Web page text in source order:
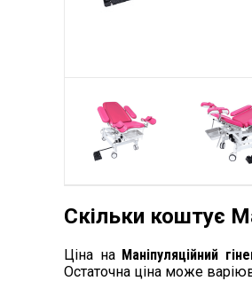
Скільки коштує
Ціна на Маніпуляційний
Остаточна ціна може